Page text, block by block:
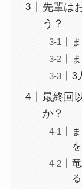
先輩は
う？
3
最終回
か？